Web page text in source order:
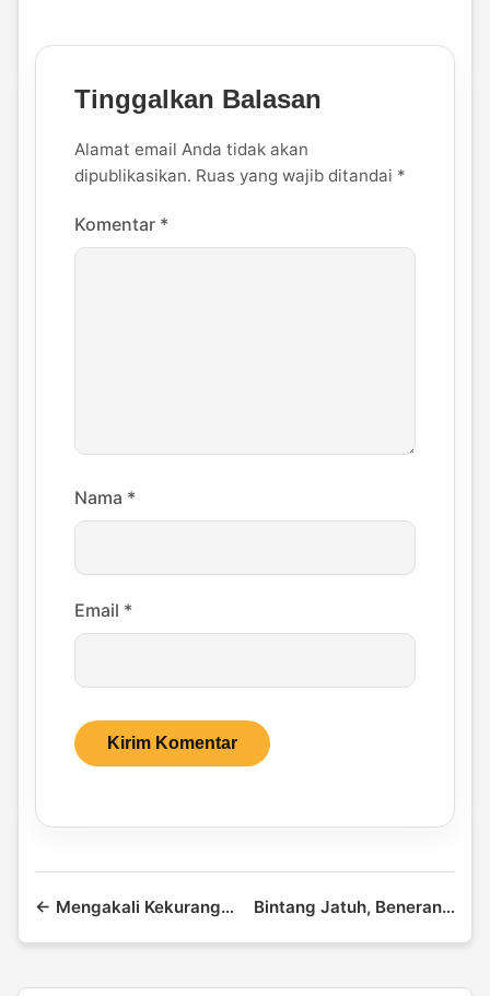
Tinggalkan Balasan
Alamat email Anda tidak akan
dipublikasikan. Ruas yang wajib ditandai *
Komentar *
Nama *
Email *
← Mengakali Kekurangan Daya Listrik Bintang Jatuh, Beneran ga sih? →